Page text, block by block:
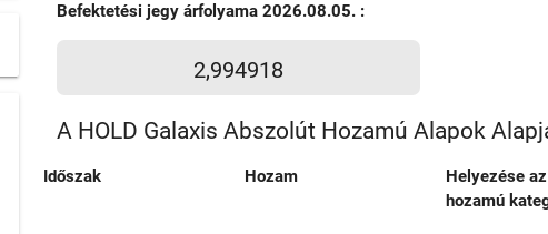
Befektetési jegy árfolyama 2026.08.05. :
2,994918
A HOLD Galaxis Abszolút Hozamú Alapok
Időszak Hozam
Helyezése
hozamú